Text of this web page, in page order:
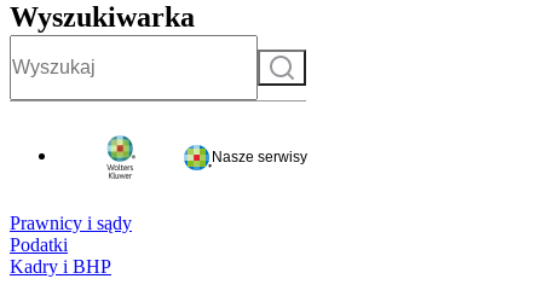
Wyszukiwarka
Szukaj
Nasze serwisy
Prawnicy i sądy
Podatki
Kadry i BHP